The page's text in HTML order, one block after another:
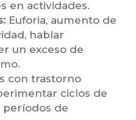
en actividades.
Euforia, aumento de
hablar
un exceso de
con trastorno
ciclos de
períodos de